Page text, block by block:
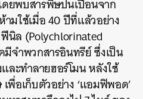
ยพบสารพิษปนเปื้อนจาก
ามใช้เมื่อ 40 ปีที่แล้วอย่าง
นิล (Polychlorinated
จำพวกสารอินทรีย์ ซึ่งเป็น
ละทำลายฮอร์โมน หลังใช้
พื่อเก็บตัวอย่าง ‘แอมฟิพอด’